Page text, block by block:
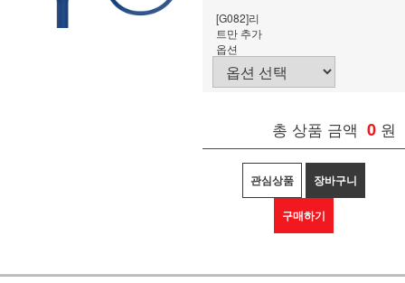
[G082]리
트만 추가
옵션
총 상품 금액 0 원
관심상품 장바구니
구매하기